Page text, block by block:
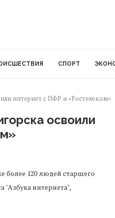
СПОРТ
интернет с ПФР и «Ростелеком»
освоили
более 120 людей старшего
"Азбука интернета",